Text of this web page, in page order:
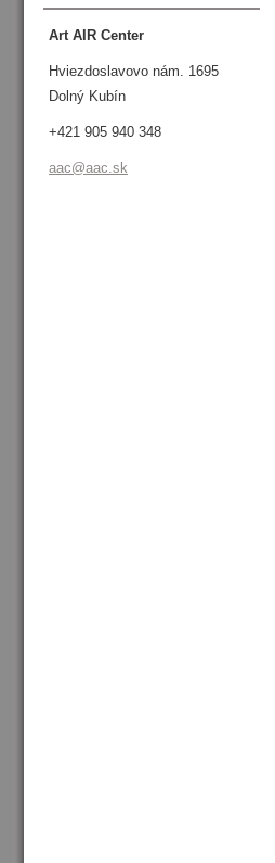
Art AIR Center
Hviezdoslavovo nám. 1695
Dolný Kubín
+421 905 940 348
aac@aac.sk